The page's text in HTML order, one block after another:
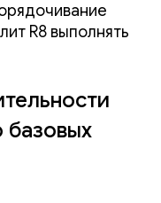
R8 выполнять